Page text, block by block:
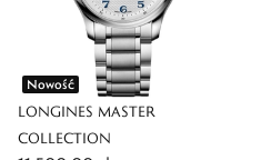
Nowość
LONGINES MASTER
COLLECTION